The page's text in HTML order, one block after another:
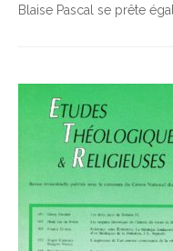
Blaise Pascal se prête